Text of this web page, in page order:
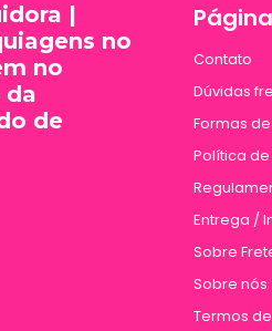
Contato
Dúvidas
Formas
Política
Entrega /
Sobre
Sobre nós
Termos
|
no
no
da
de